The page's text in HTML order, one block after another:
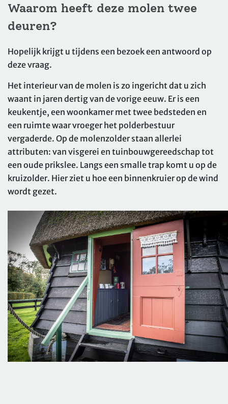
Waarom heeft deze molen twee
deuren?
Hopelijk krijgt u tijdens een bezoek een antwoord op
deze vraag.
Het interieur van de molen is zo ingericht dat u zich
waant in jaren dertig van de vorige eeuw. Er is een
keukentje, een woonkamer met twee bedsteden en
een ruimte waar vroeger het polderbestuur
vergaderde. Op de molenzolder staan allerlei
attributen: van visgerei en tuinbouwgereedschap tot
een oude prikslee. Langs een smalle trap komt u op de
kruizolder. Hier ziet u hoe een binnenkruier op de wind
wordt gezet.